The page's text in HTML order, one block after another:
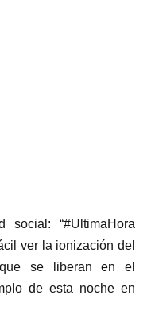
“#UltimaHora
ver la ionización del
se liberan en el
de esta noche en